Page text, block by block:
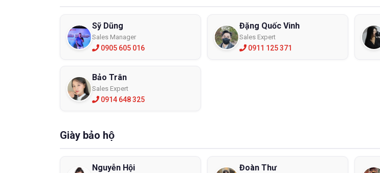
Sỹ Dũng
Sales Manager
0905 605 016
Đặng Quốc Vinh
Sales Expert
0911 125 371
Bảo Trân
Sales Expert
0914 648 325
Giày bảo hộ
Nguyễn Hội Đoàn Thư